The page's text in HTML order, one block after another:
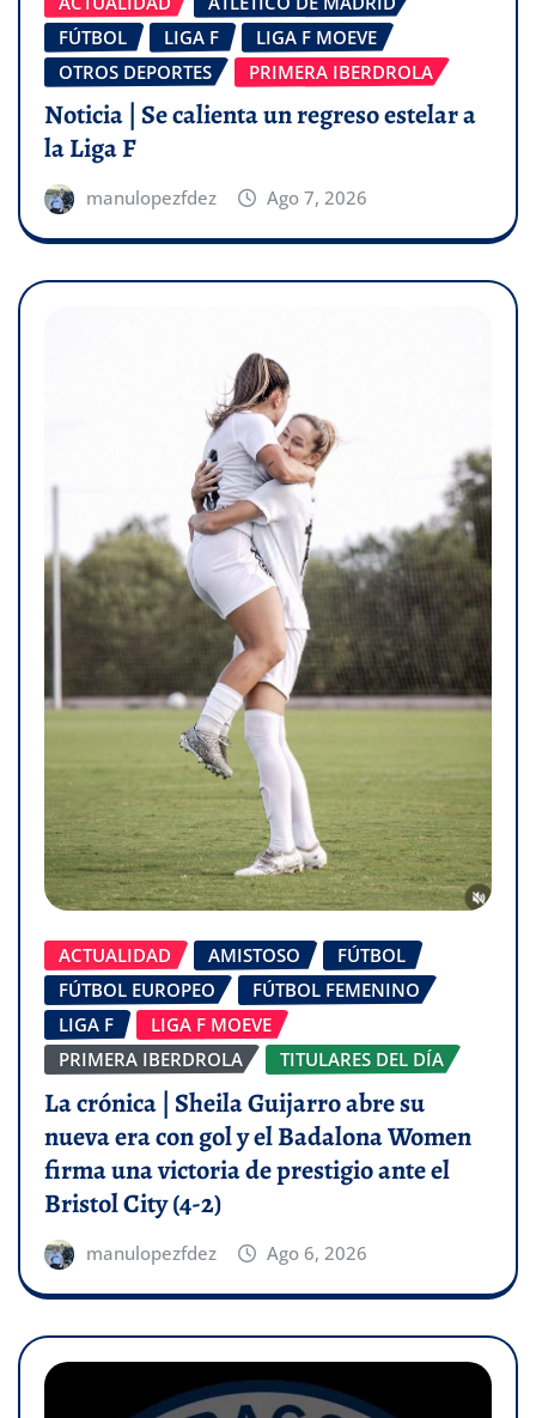
FÚTBOL
LIGA F
LIGA F MOEVE
OTROS DEPORTES
PRIMERA IBERDROLA
Noticia | Se calienta un regreso estelar a
la Liga F
manulopezfdez Ago 7, 2026
ACTUALIDAD AMISTOSO
FÚTBOL
FÚTBOL EUROPEO
FÚTBOL FEMENINO
LIGA F
LIGA F MOEVE
PRIMERA IBERDROLA
TITULARES DEL DÍA
La crónica | Sheila Guijarro abre su
nueva era con gol y el Badalona Women
firma una victoria de prestigio ante el
Bristol City (4-2)
manulopezfdez Ago 6, 2026